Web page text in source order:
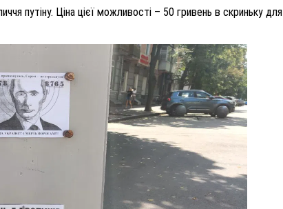
путіну. Ціна цієї можливості – 50 гривень в скриньку для